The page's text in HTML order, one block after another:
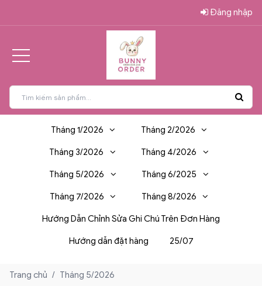
Đăng nhập
Tháng 1/2026 Tháng 2/2026
Tháng 3/2026 Tháng 4/2026
Tháng 5/2026 Tháng 6/2025
Tháng 7/2026 Tháng 8/2026
Hướng Dẫn Chỉnh Sửa Ghi Chú Trên Đơn Hàng
Hướng dẫn đặt hàng 25/07
Trang chủ / Tháng 5/2026